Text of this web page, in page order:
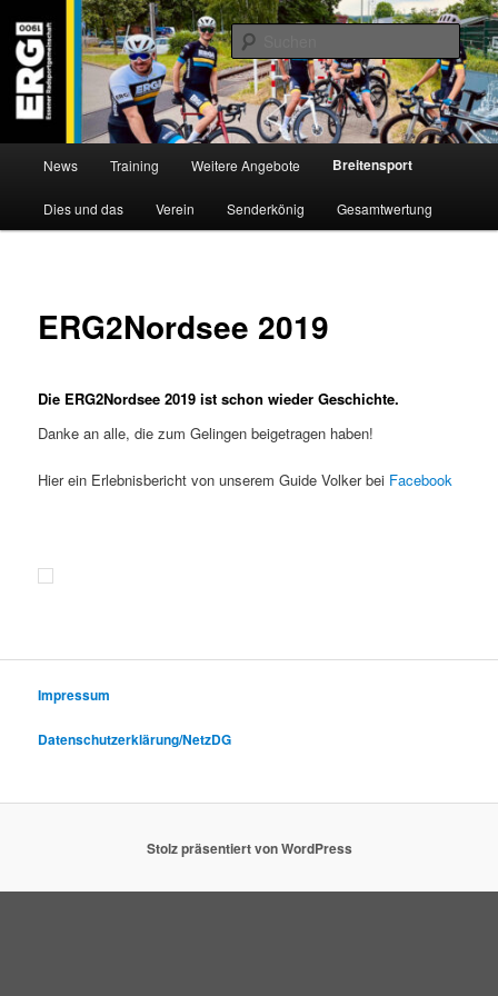
Inhalt
wechseln
ERG 1900 e.V
Willkommen bei der Essener Radsportgemeinschaft
News Training Weitere Angebote Breitensport
Dies und das Verein Senderkönig Gesamtwertung
ERG2Nordsee 2019
Die ERG2Nordsee 2019 ist schon wieder Geschichte.
Danke an alle, die zum Gelingen beigetragen haben!
Hier ein Erlebnisbericht von unserem Guide Volker bei Facebook
Impressum
Datenschutzerklärung/NetzDG
Stolz präsentiert von WordPress